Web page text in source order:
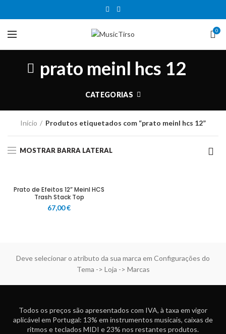
0
prato meinl hcs 12
CATEGORIAS
Início Produtos etiquetados com “prato meinl hcs 12”
MOSTRAR BARRA LATERAL
Prato de Efeitos 12” Meinl HCS
Trash Stack Top
67,00€
Deve selecionar o atributo da sua marca em Configurações do
Tema -> Loja -> Marcas
Todos os preços são apresentados com IVA, à taxa em vigor
aplicável em Portugal: 13% em instrumentos musicais, caixas de
ritmos e teclados MIDI e 23% nos restantes produtos.